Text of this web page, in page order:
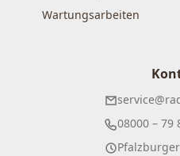
Wartungsarbeiten
08000 – 79